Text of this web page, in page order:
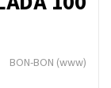
BON-BON (www)